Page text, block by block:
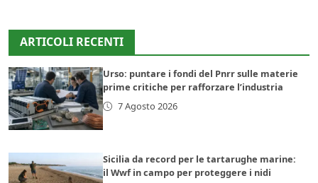
ARTICOLI RECENTI
Urso: puntare i fondi del Pnrr sulle materie
prime critiche per rafforzare l’industria
7 Agosto 2026
Sicilia da record per le tartarughe marine:
il Wwf in campo per proteggere i nidi